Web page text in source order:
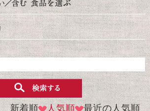
新着順 人気順 最近の人気順